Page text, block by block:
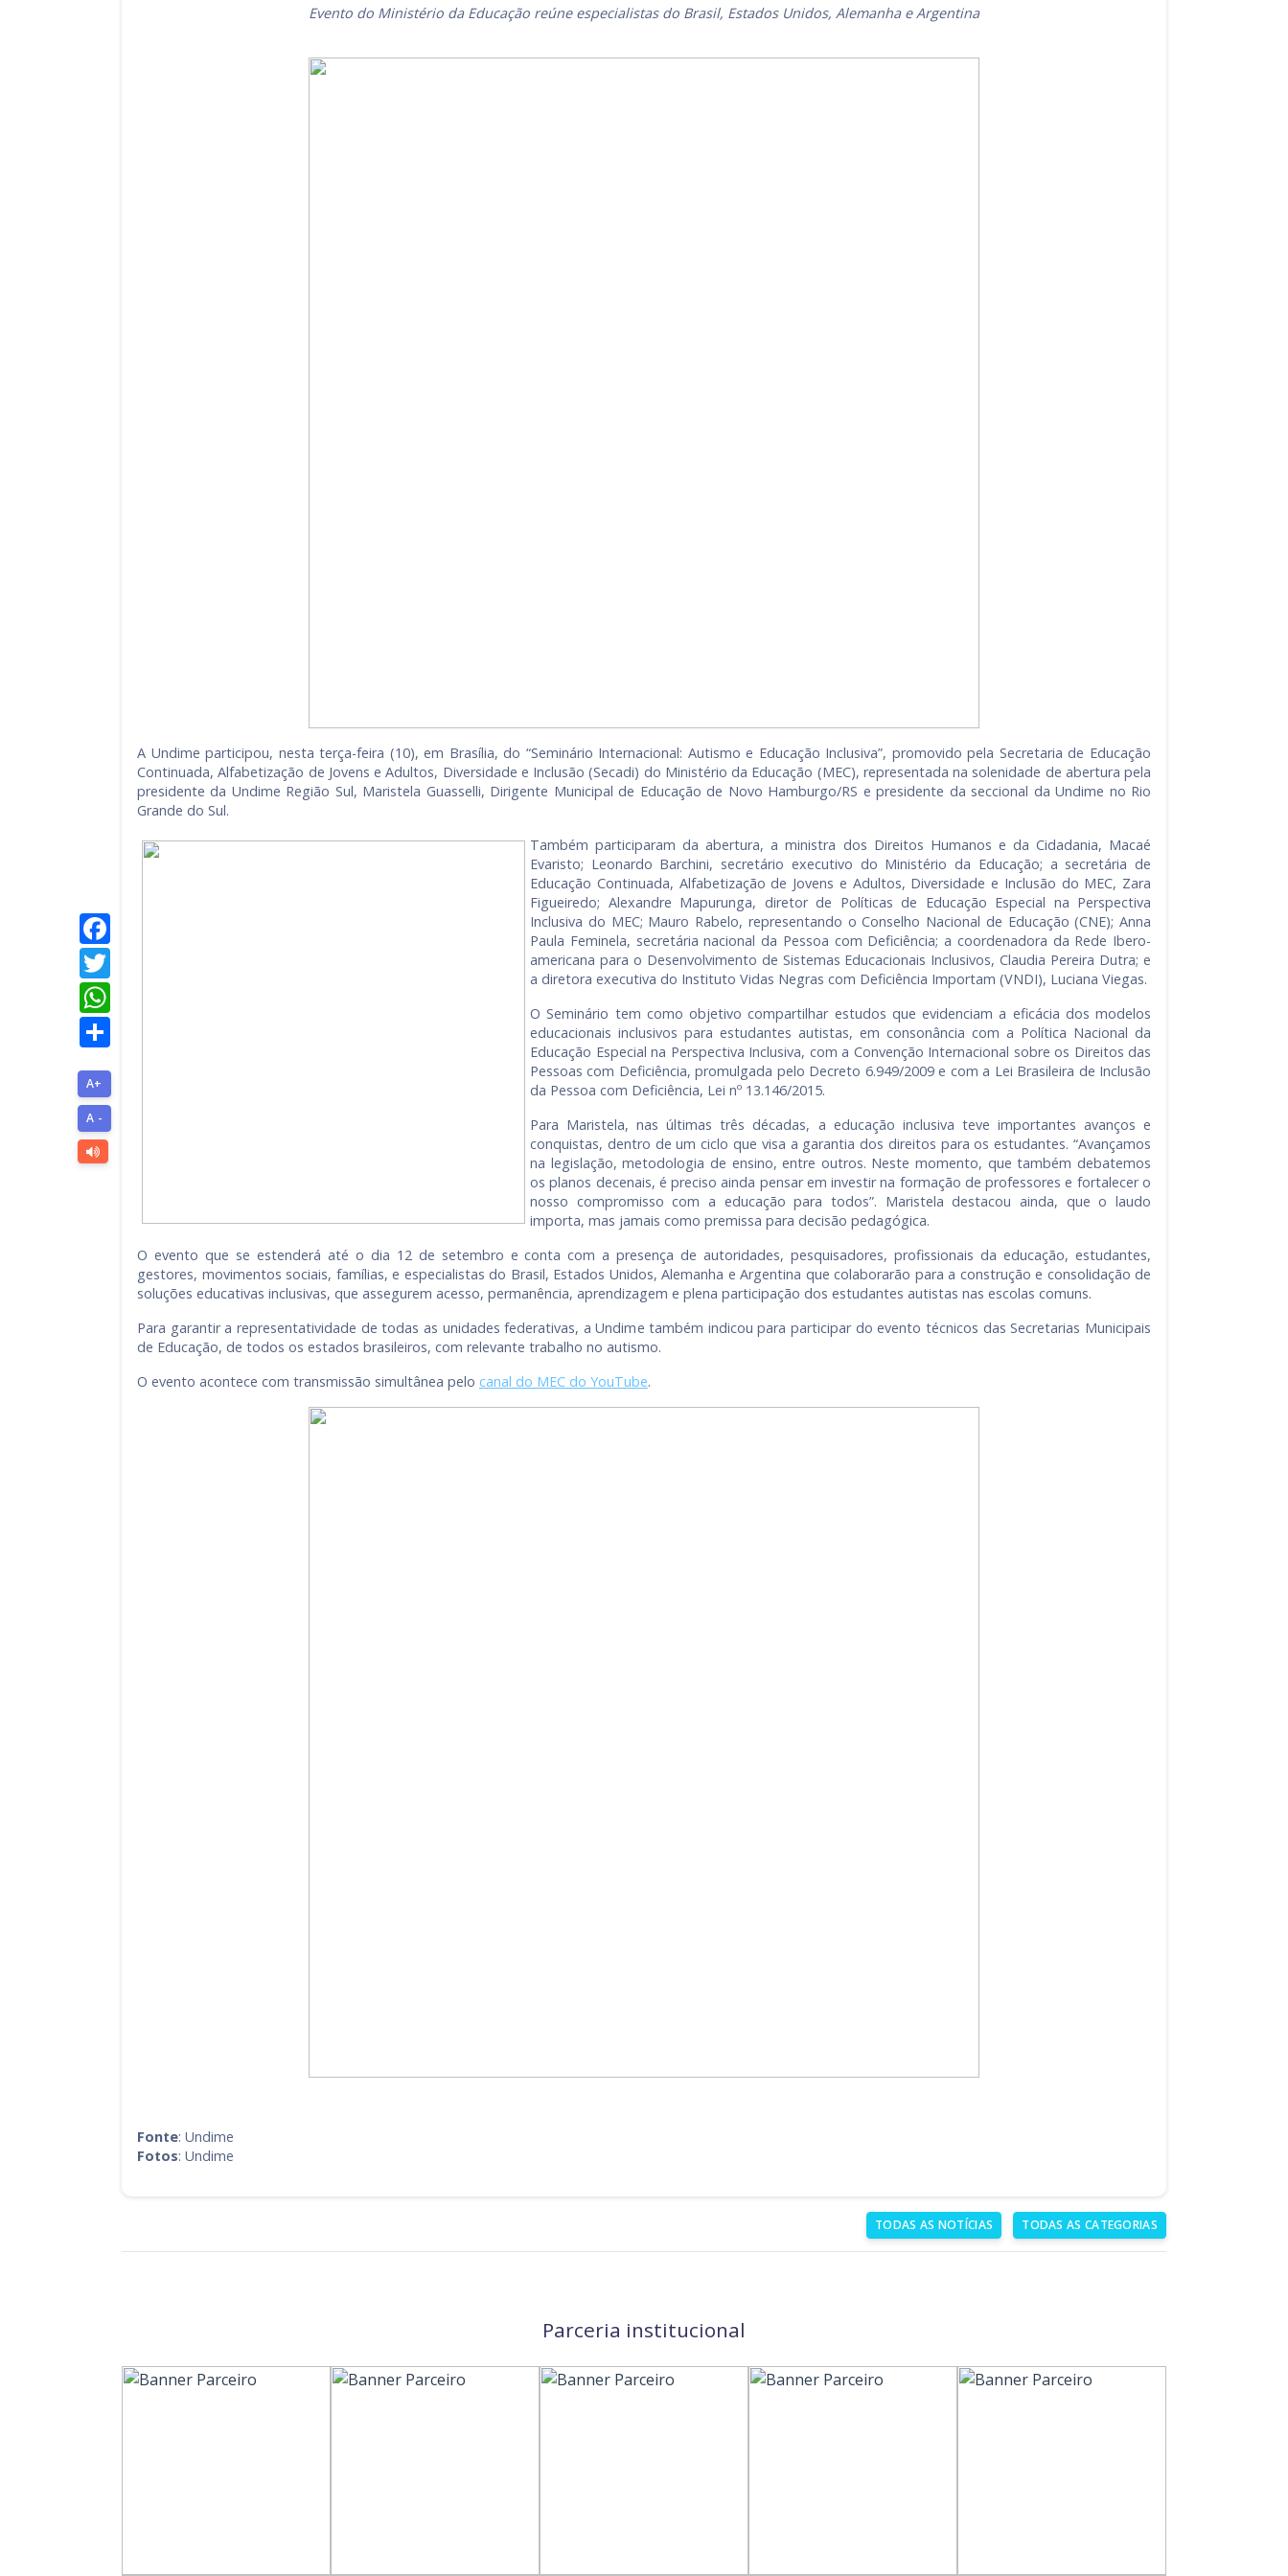
Evento do Ministério da Educação reúne especialistas do Brasil, Estados Unidos, Alemanha e Argentina
A Undime participou, nesta terça-feira (10), em Brasília, do “Seminário Internacional: Autismo e Educação Inclusiva”, promovido pela Secretaria de Educação
Continuada, Alfabetização de Jovens e Adultos, Diversidade e Inclusão (Secadi) do Ministério da Educação (MEC), representada na solenidade de abertura pela
presidente da Undime Região Sul, Maristela Guasselli, Dirigente Municipal de Educação de Novo Hamburgo/RS e presidente da seccional da Undime no Rio
Grande do Sul.
Também participaram da abertura, a ministra dos Direitos Humanos e da Cidadania, Macaé
Evaristo; Leonardo Barchini, secretário executivo do Ministério da Educação; a secretária de
Educação Continuada, Alfabetização de Jovens e Adultos, Diversidade e Inclusão do MEC, Zara
Figueiredo; Alexandre Mapurunga, diretor de Políticas de Educação Especial na Perspectiva
Inclusiva do MEC; Mauro Rabelo, representando o Conselho Nacional de Educação (CNE); Anna
Paula Feminela, secretária nacional da Pessoa com Deficiência; a coordenadora da Rede Ibero-
americana para o Desenvolvimento de Sistemas Educacionais Inclusivos, Claudia Pereira Dutra; e
a diretora executiva do Instituto Vidas Negras com Deficiência Importam (VNDI), Luciana Viegas.
O Seminário tem como objetivo compartilhar estudos que evidenciam a eficácia dos modelos
educacionais inclusivos para estudantes autistas, em consonância com a Política Nacional da
Educação Especial na Perspectiva Inclusiva, com a Convenção Internacional sobre os Direitos das
Pessoas com Deficiência, promulgada pelo Decreto 6.949/2009 e com a Lei Brasileira de Inclusão
da Pessoa com Deficiência, Lei nº 13.146/2015.
Para Maristela, nas últimas três décadas, a educação inclusiva teve importantes avanços e
conquistas, dentro de um ciclo que visa a garantia dos direitos para os estudantes. “Avançamos
na legislação, metodologia de ensino, entre outros. Neste momento, que também debatemos
os planos decenais, é preciso ainda pensar em investir na formação de professores e fortalecer o
nosso compromisso com a educação para todos”. Maristela destacou ainda, que o laudo
importa, mas jamais como premissa para decisão pedagógica.
O evento que se estenderá até o dia 12 de setembro e conta com a presença de autoridades, pesquisadores, profissionais da educação, estudantes,
gestores, movimentos sociais, famílias, e especialistas do Brasil, Estados Unidos, Alemanha e Argentina que colaborarão para a construção e consolidação de
soluções educativas inclusivas, que assegurem acesso, permanência, aprendizagem e plena participação dos estudantes autistas nas escolas comuns.
Para garantir a representatividade de todas as unidades federativas, a Undime também indicou para participar do evento técnicos das Secretarias Municipais
de Educação, de todos os estados brasileiros, com relevante trabalho no autismo.
O evento acontece com transmissão simultânea pelo canal do MEC do YouTube.
Fonte: Undime
Fotos: Undime
A+
A -
TODAS AS NOTÍCIAS TODAS AS CATEGORIAS
Parceria institucional